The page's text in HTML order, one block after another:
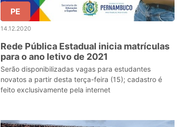
PE
14.12.2020
Rede Pública Estadual inicia matrículas
para o ano letivo de 2021
Serão disponibilizadas vagas para estudantes
novatos a partir desta terça-feira (15); cadastro é
feito exclusivamente pela internet